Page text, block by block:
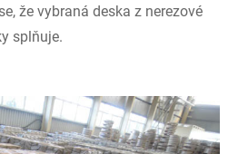
že vybraná deska z nerezové
splňuje.